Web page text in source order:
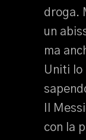
droga.
un
ma
Uniti lo
Il
con la